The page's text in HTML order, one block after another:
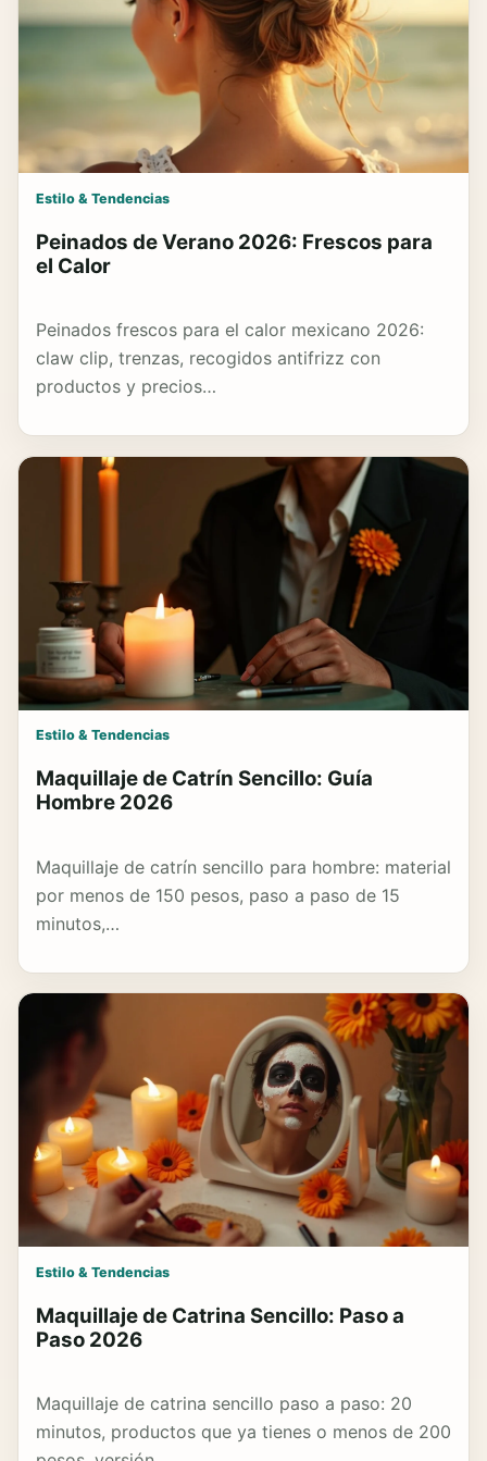
Estilo & Tendencias
Peinados de Verano 2026: Frescos para
el Calor
Peinados frescos para el calor mexicano 2026:
claw clip, trenzas, recogidos antifrizz con
productos y precios…
Estilo & Tendencias
Maquillaje de Catrín Sencillo: Guía
Hombre 2026
Maquillaje de catrín sencillo para hombre: material
por menos de 150 pesos, paso a paso de 15
minutos,…
Estilo & Tendencias
Maquillaje de Catrina Sencillo: Paso a
Paso 2026
Maquillaje de catrina sencillo paso a paso: 20
minutos, productos que ya tienes o menos de 200